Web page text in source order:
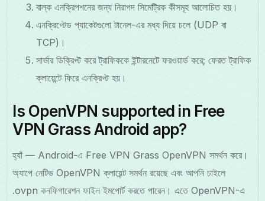
বাল্ক এনক্রিপশনের জন্য নিরাপদ সিমেট্রিক কীসমূহ আলোচিত হয়।
এনক্রিপ্টেড প্যাকেটগুলো টানেল-এর মধ্য দিয়ে চলে (UDP বা
TCP)।
সার্ভার ডিক্রিপ্ট করে ট্রাফিককে ইন্টারনেটে ফরওয়ার্ড করে; ফেরত ট্রাফিক
ক্লায়েন্টে ফিরে এনক্রিপ্ট হয়।
Is OpenVPN supported in Free
VPN Grass Android app?
হ্যাঁ — Android-এ Free VPN Grass OpenVPN সমর্থন করে।
অ্যাপে নেটিভ OpenVPN ক্লায়েন্ট সমর্থন রয়েছে এবং আপনি চাইলে
.ovpn কনফিগারেশন ফাইল ইমপোর্ট করতে পারেন। এতে OpenVPN-এ